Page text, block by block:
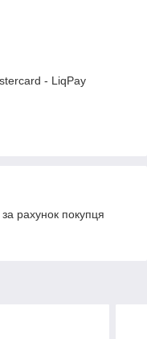
- LiqPay
рахунок покупця